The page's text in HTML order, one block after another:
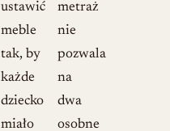
ustawić
meble
tak, by
każde
dziecko
miało
metraż
nie
pozwala
na
dwa
osobne